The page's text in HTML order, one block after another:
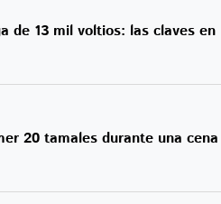
de 13 mil voltios: las claves en
20 tamales durante una cena